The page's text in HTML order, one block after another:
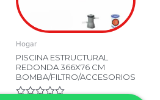
Hogar
PISCINA ESTRUCTURAL
REDONDA 366X76 CM
BOMBA/FILTRO/ACCESORIOS